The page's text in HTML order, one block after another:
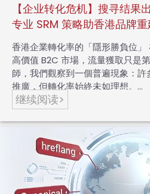
【企业转化危机】搜寻结果
专业 SRM 策略助香港品牌
香港企業轉化率的「隱形勝負位」
高價值 B2C 市場，流量獲取只是
師，我們觀察到一個普遍現象：許
推廣，但轉化率始終未如理想。…
继续阅读>